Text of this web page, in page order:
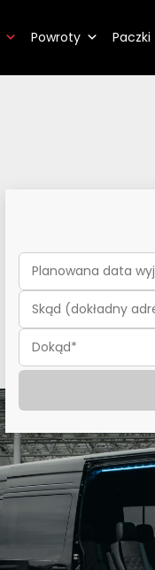
Powroty Paczki